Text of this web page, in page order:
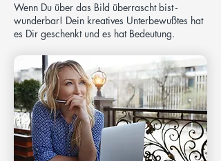
Wenn Du über das Bild überrascht bist -
wunderbar! Dein kreatives Unterbewußtes hat
es Dir geschenkt und es hat Bedeutung.